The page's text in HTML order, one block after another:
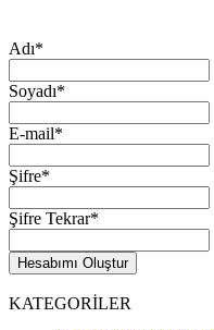
Adı*
Soyadı*
E-mail*
Şifre*
Şifre Tekrar*
Hesabımı Oluştur
KATEGORİLER